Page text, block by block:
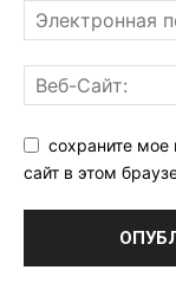
сохраните мое
сайт в этом